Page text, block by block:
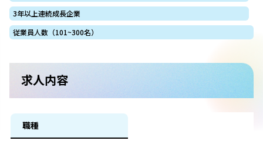
3年以上連続成長企業
従業員人数（101~300名）
求人内容
職種